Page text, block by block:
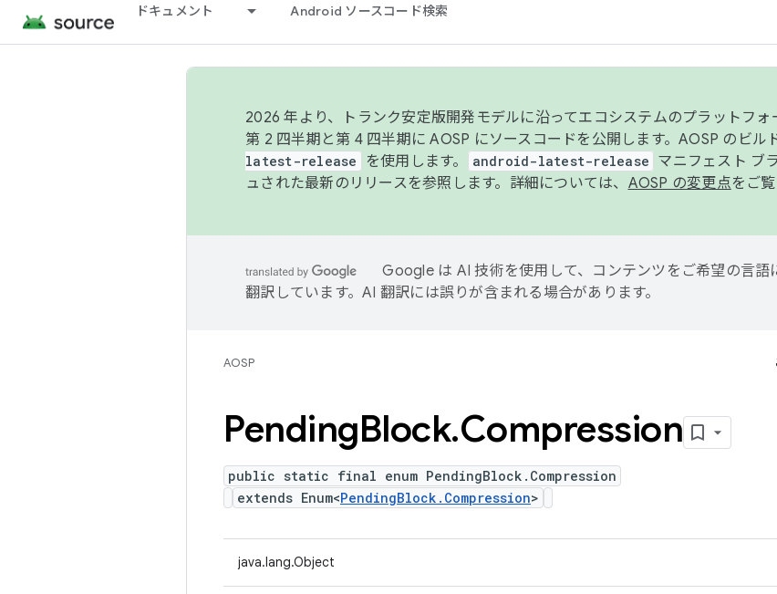
ドキュメント Android ソースコード検索
2026 年より、トランク安定版開発モデルに沿ってエコシステムのプラットフォ
第 2 四半期と第 4 四半期に AOSP にソースコードを公開します。AOSP のビル
latest-release
を使用します。 android-latest-release マニフェスト ブ
ュされた最新のリリースを参照します。詳細については、 AOSP の変更点をご
Google は AI 技術を使用して、コンテンツをご希望の言語
翻訳しています。AI 翻訳には誤りが含まれる場合があります。
AOSP
PendingBlock.Compression
public static final enum PendingBlock.Compression
extends Enum<PendingBlock.Compression>
java.lang.Object